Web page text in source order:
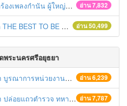
อ่าน 7,832
ลงกำนัน ผู้ใหญ่บ้าน ฯลฯ
อ่าน 50,499
TO BE NUMBER ONE
พระนครศรีอยุธยา
อ่าน 6,239
บการร้านค้าที่ยังฝ่าฝืนตั้งร้านค้ารุกล้ำเขตพื้นที่ทางหลวง เตรียมความปลอดภัยก่อนเทศกาลสงกรานต์
อ่าน 7,787
รณะ สถานีขนส่งรถโดยสาร วินรถตู้ และสถานีรถไฟ เตรียมรับมือเทศกาลสงกรานต์